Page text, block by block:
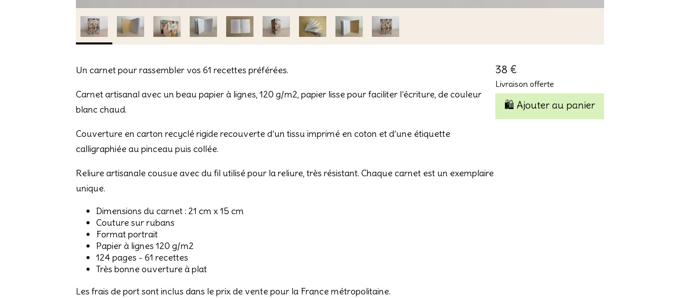
Un carnet pour rassembler vos 61 recettes préférées.
Carnet artisanal avec un beau papier à lignes, 120 g/m2, papier lisse pour faciliter l’écriture, de couleur
blanc chaud.
Couverture en carton recyclé rigide recouverte d’un tissu imprimé en coton et d’une étiquette
calligraphiée au pinceau puis collée.
Reliure artisanale cousue avec du fil utilisé pour la reliure, très résistant. Chaque carnet est un exemplaire
unique.
Dimensions du carnet : 21 cm x 15 cm
Couture sur rubans
Format portrait
Papier à lignes 120 g/m2
124 pages - 61 recettes
Très bonne ouverture à plat
Les frais de port sont inclus dans le prix de vente pour la France métropolitaine.
38 €
Livraison offerte
🛍️ Ajouter au panier